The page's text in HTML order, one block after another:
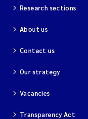
Malcolm Reid
Viviane Girardin
Research sections
About us
Contact us
Our strategy
Vacancies
Transparency Act